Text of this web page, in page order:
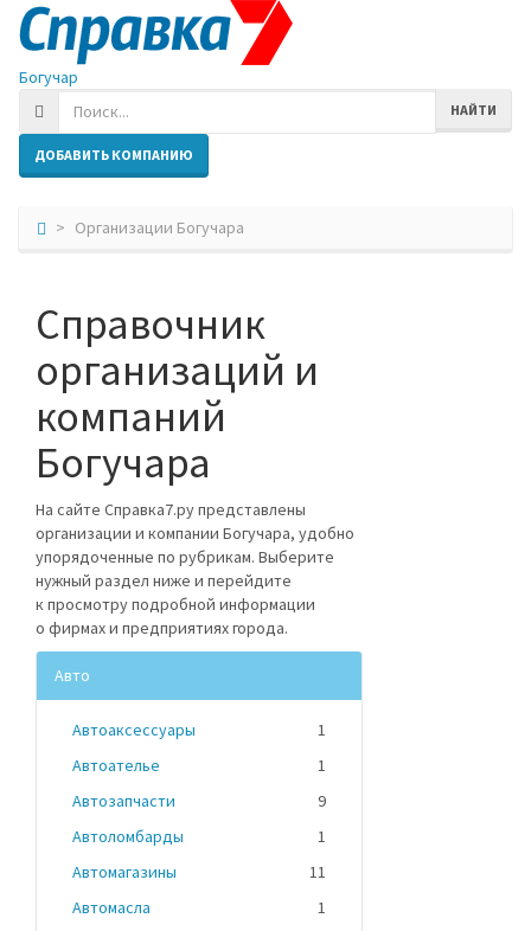
Богучар
НАЙТИ
ДОБАВИТЬ КОМПАНИЮ
Организации Богучара
Справочник
организаций и
компаний
Богучара
На сайте Справка7.ру представлены
организации и компании Богучара, удобно
упорядоченные по рубрикам. Выберите
нужный раздел ниже и перейдите
к просмотру подробной информации
о фирмах и предприятиях города.
Авто
Автоаксессуары
1
Автоателье
1
Автозапчасти
9
Автоломбарды
1
Автомагазины
11
Автомасла
1